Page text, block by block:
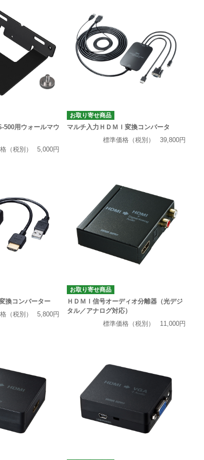
500用ウォールマウ
（税別）
5,000円
お取り寄せ商品
マルチ入力ＨＤＭＩ変換コンバータ
標準価格（税別）
39,800円
換コンバーター
（税別）
5,800円
お取り寄せ商品
ＨＤＭＩ信号オーディオ分離器（光デジ
タル／アナログ対応）
標準価格（税別）
11,000円